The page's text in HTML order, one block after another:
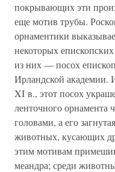
покрывающих эти
еще мотив трубы.
орнаментики
некоторых
из них — посох
Ирландской академии.
XI в., этот посох
ленточного орнамента
головами, а его
животных, кусающих
этим мотивам
меандра; среди